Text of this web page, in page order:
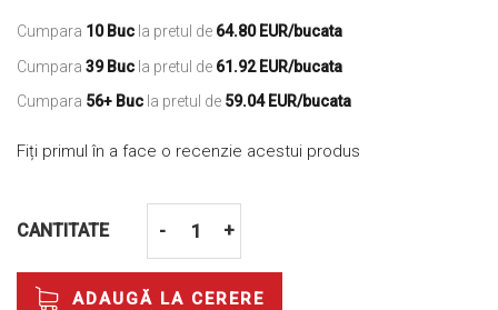
Cumpara 10 Buc la pretul de 64.80 EUR/bucata
Cumpara 39 Buc la pretul de 61.92 EUR/bucata
Cumpara 56+ Buc la pretul de 59.04 EUR/bucata
Fiți primul în a face o recenzie acestui produs
CANTITATE - +
ADAUGĂ LA CERERE